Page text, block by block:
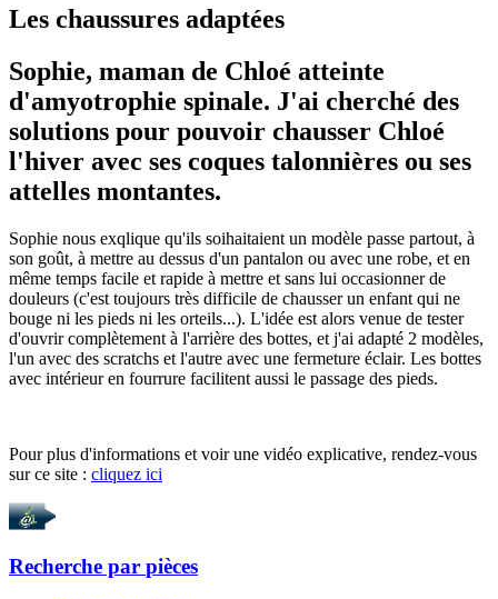
Les chaussures adaptées
Sophie, maman de Chloé atteinte
d'amyotrophie spinale. J'ai cherché des
solutions pour pouvoir chausser Chloé
l'hiver avec ses coques talonnières ou ses
attelles montantes.
Sophie nous exqlique qu'ils soihaitaient un modèle passe partout, à
son goût, à mettre au dessus d'un pantalon ou avec une robe, et en
même temps facile et rapide à mettre et sans lui occasionner de
douleurs (c'est toujours très difficile de chausser un enfant qui ne
bouge ni les pieds ni les orteils...). L'idée est alors venue de tester
d'ouvrir complètement à l'arrière des bottes, et j'ai adapté 2 modèles,
l'un avec des scratchs et l'autre avec une fermeture éclair. Les bottes
avec intérieur en fourrure facilitent aussi le passage des pieds.
Pour plus d'informations et voir une vidéo explicative, rendez-vous
sur ce site : cliquez ici
Recherche par pièces